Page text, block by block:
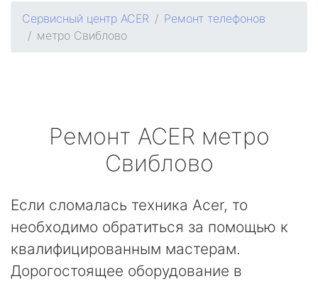
Сервисный центр ACER
Ремонт телефонов
метро Свиблово
Ремонт ACER метро
Свиблово
Если сломалась техника Acer, то
необходимо обратиться за помощью к
квалифицированным мастерам.
Дорогостоящее оборудование в